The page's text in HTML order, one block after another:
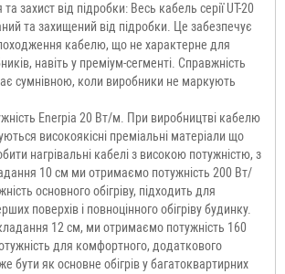
захист від підробки: Весь кабель серії UT-20
та захищений від підробки. Це забезпечує
кабелю, що не характерне для
навіть у преміум-сегменті. Справжність
сумнівною, коли виробники не маркують
Enerpia 20 Вт/м. При виробництві кабелю
високоякісні преміальні матеріали що
нагрівальні кабелі з високою потужністю, з
10 см ми отримаємо потужність 200 Вт/
основного обігріву, підходить для
поверхів і повноцінного обігріву будинку.
12 см, ми отримаємо потужність 160
для комфортного, додаткового
бути як основне обігрів у багатоквартирних